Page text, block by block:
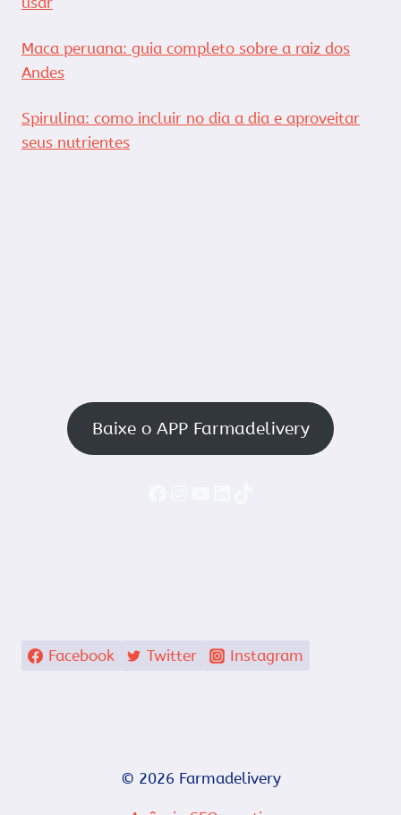
Maca peruana: guia completo sobre a raiz dos
Andes
Spirulina: como incluir no dia a dia e aproveitar
seus nutrientes
Baixe o APP Farmadelivery
Facebook Twitter Instagram
© 2026 Farmadelivery